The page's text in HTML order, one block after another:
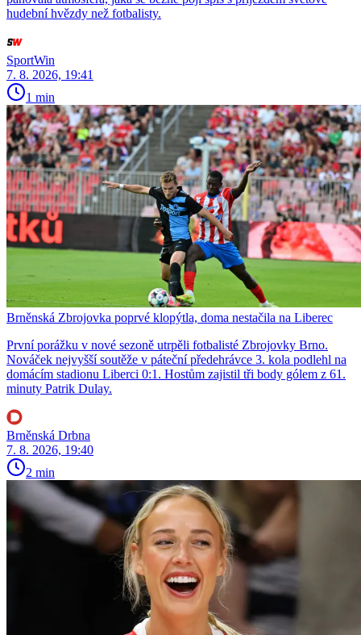
hudební hvězdy než fotbalisty.
SportWin
7. 8. 2026, 19:41
1 min
Brněnská Zbrojovka poprvé klopýtla, doma nestačila na Liberec
První porážku v nové sezoně utrpěli fotbalisté Zbrojovky Brno.
Nováček nejvyšší soutěže v páteční předehrávce 3. kola podlehl na
domácím stadionu Liberci 0:1. Hostům zajistil tři body gólem z 61.
minuty Patrik Dulay.
Brněnská Drbna
7. 8. 2026, 19:40
2 min